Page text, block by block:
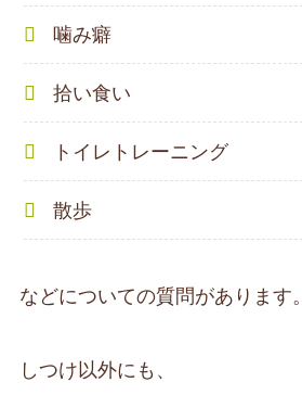
噛み癖
拾い食い
トイレトレーニング
散歩
などについての質問があります。
しつけ以外にも、